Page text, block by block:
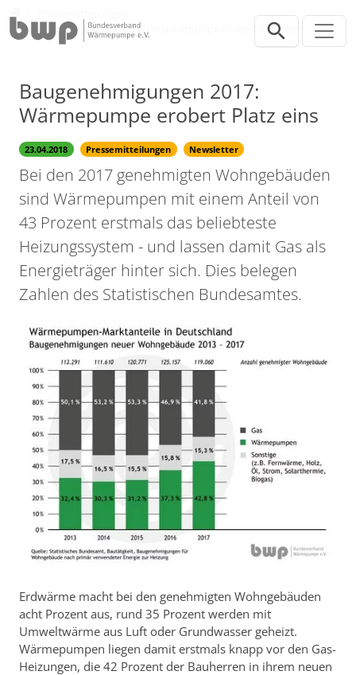
Baugenehmigungen 2017: Wärmepumpe erobert Platz eins
Baugenehmigungen 2017:
Wärmepumpe erobert Platz eins
23.04.2018 Pressemitteilungen Newsletter
Bei den 2017 genehmigten Wohngebäuden
sind Wärmepumpen mit einem Anteil von
43 Prozent erstmals das beliebteste
Heizungssystem - und lassen damit Gas als
Energieträger hinter sich. Dies belegen
Zahlen des Statistischen Bundesamtes.
Erdwärme macht bei den genehmigten Wohngebäuden
acht Prozent aus, rund 35 Prozent werden mit
Umweltwärme aus Luft oder Grundwasser geheizt.
Wärmepumpen liegen damit erstmals knapp vor den Gas-
Heizungen, die 42 Prozent der Bauherren in ihrem neuen